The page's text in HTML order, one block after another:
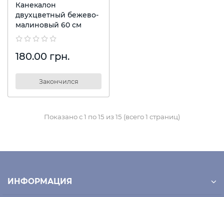
Канекалон
двухцветный бежево-
малиновый 60 см
180.00 грн.
Закончился
Показано с 1 по 15 из 15 (всего 1 страниц)
ИНФОРМАЦИЯ